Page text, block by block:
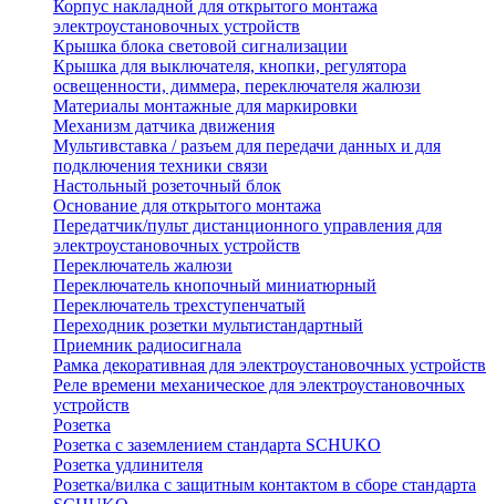
Корпус накладной для открытого монтажа
электроустановочных устройств
Крышка блока световой сигнализации
Крышка для выключателя, кнопки, регулятора
освещенности, диммера, переключателя жалюзи
Материалы монтажные для маркировки
Механизм датчика движения
Мультивставка / разъем для передачи данных и для
подключения техники связи
Настольный розеточный блок
Основание для открытого монтажа
Передатчик/пульт дистанционного управления для
электроустановочных устройств
Переключатель жалюзи
Переключатель кнопочный миниатюрный
Переключатель трехступенчатый
Переходник розетки мультистандартный
Приемник радиосигнала
Рамка декоративная для электроустановочных устройств
Реле времени механическое для электроустановочных
устройств
Розетка
Розетка с заземлением стандарта SCHUKO
Розетка удлинителя
Розетка/вилка с защитным контактом в сборе стандарта